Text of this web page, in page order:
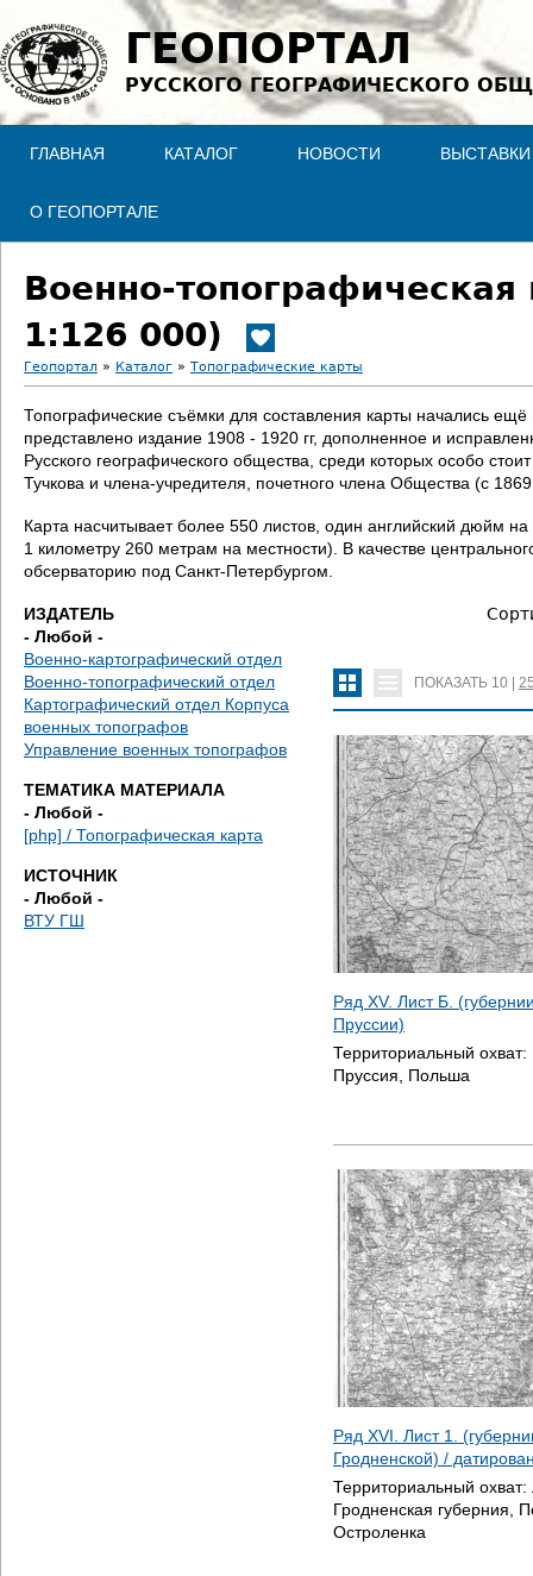
Jump to navigation
ГЕОПОРТАЛ
РУССКОГО ГЕОГРАФИЧЕСКОГО
ГЛАВНАЯ КАТАЛОГ НОВОСТИ ВЫСТАВКИ
О ГЕОПОРТАЛЕ
Военно-
1:126 000)
В
ы
з
д
с
ь
Геопортал » Каталог » Топографические карты
Топографические съёмки для составления карты начались
представлено издание 1908 - 1920 гг, дополненное и
Русского географического общества, среди которых особо
Тучкова и члена-учредителя, почетного члена Общества (с
Карта насчитывает более 550 листов, один английский дюйм
1 километру 260 метрам на местности). В качестве
обсерваторию под Санкт-Петербургом.
ИЗДАТЕЛЬ
- Любой -
Военно-картографический отдел
Военно-топографический отдел
Картографический отдел Корпуса
военных топографов
Управление военных топографов
ТЕМАТИКА МАТЕРИАЛА
- Любой -
[php] / Топографическая карта
ИСТОЧНИК
- Любой -
ВТУ ГШ
ПОКАЗАТЬ 10 |
Ряд XV. Лист Б.
Пруссии)
Территориальный охват:
Пруссия, Польша
Ряд XVI. Лист 1.
Гродненской) /
Территориальный охват:
Гродненская губерния,
Остроленка